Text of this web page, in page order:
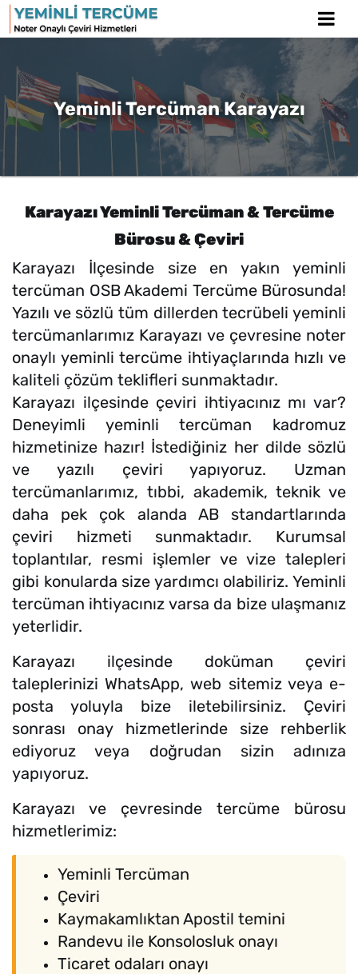
Yeminli Tercüman Karayazı
Karayazı Yeminli Tercüman & Tercüme
Bürosu & Çeviri
Karayazı İlçesinde size en yakın yeminli
tercüman OSB Akademi Tercüme Bürosunda!
Yazılı ve sözlü tüm dillerden tecrübeli yeminli
tercümanlarımız Karayazı ve çevresine noter
onaylı yeminli tercüme ihtiyaçlarında hızlı ve
kaliteli çözüm teklifleri sunmaktadır.
Karayazı ilçesinde çeviri ihtiyacınız mı var?
Deneyimli yeminli tercüman kadromuz
hizmetinize hazır! İstediğiniz her dilde sözlü
ve yazılı çeviri yapıyoruz. Uzman
tercümanlarımız, tıbbi, akademik, teknik ve
daha pek çok alanda AB standartlarında
çeviri hizmeti sunmaktadır. Kurumsal
toplantılar, resmi işlemler ve vize talepleri
gibi konularda size yardımcı olabiliriz. Yeminli
tercüman ihtiyacınız varsa da bize ulaşmanız
yeterlidir.
Karayazı ilçesinde doküman çeviri
taleplerinizi WhatsApp, web sitemiz veya e-
posta yoluyla bize iletebilirsiniz. Çeviri
sonrası onay hizmetlerinde size rehberlik
ediyoruz veya doğrudan sizin adınıza
yapıyoruz.
Karayazı ve çevresinde tercüme bürosu
hizmetlerimiz:
Yeminli Tercüman
Çeviri
Kaymakamlıktan Apostil temini
Randevu ile Konsolosluk onayı
Ticaret odaları onayı